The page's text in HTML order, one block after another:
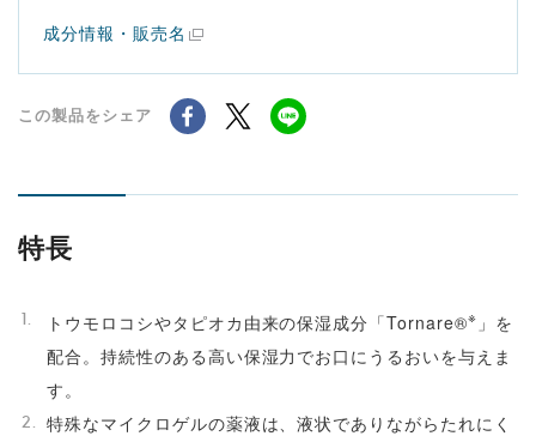
成分情報・販売名
この製品をシェア
特長
トウモロコシやタピオカ由来の保湿成分「Tornare®※ 」を
配合。持続性のある高い保湿力でお口にうるおいを与えま
す。
特殊なマイクロゲルの薬液は、液状でありながらたれにく